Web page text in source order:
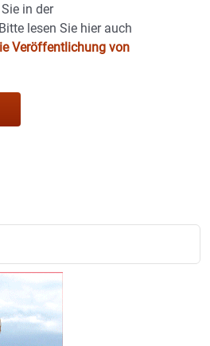
in der
Bitte lesen Sie hier auch
Veröffentlichung von